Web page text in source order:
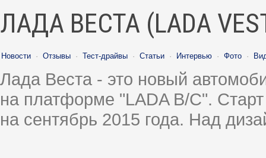
ЛАДА ВЕСТА (LADA
Новости · Отзывы · Тест-драйвы · Статьи · Интервью · Фото ·
Лада Веста - это новый
на платформе "LADA B/C".
на сентябрь 2015 года. Над